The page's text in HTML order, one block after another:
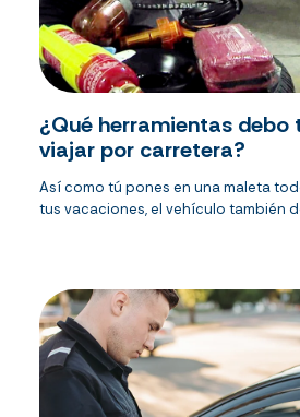
¿Qué herramientas debo
viajar por carretera?
Así como tú pones en una maleta
tus vacaciones, el vehículo también